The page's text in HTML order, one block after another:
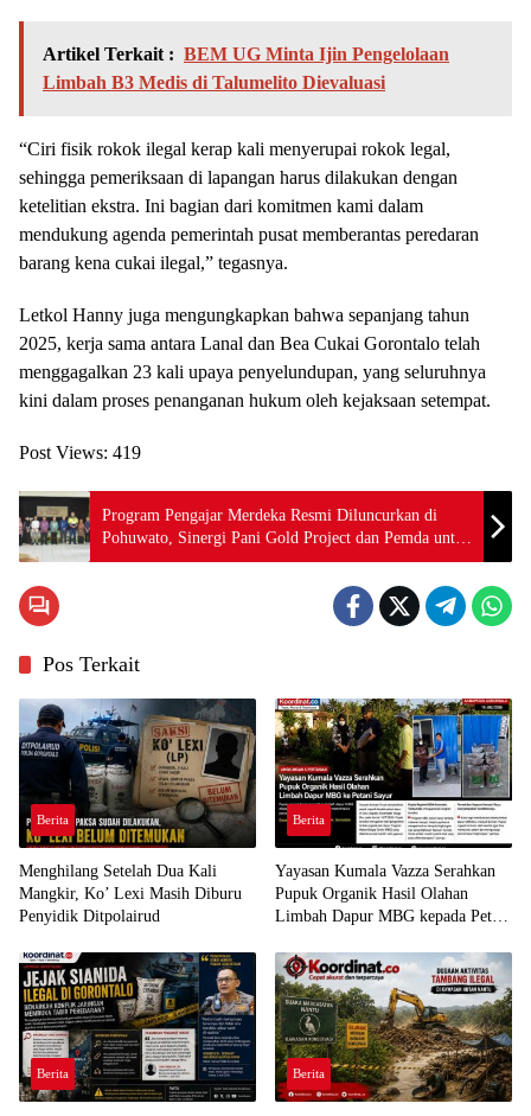
Artikel Terkait : BEM UG Minta Ijin Pengelolaan
Limbah B3 Medis di Talumelito Dievaluasi
“Ciri fisik rokok ilegal kerap kali menyerupai rokok legal,
sehingga pemeriksaan di lapangan harus dilakukan dengan
ketelitian ekstra. Ini bagian dari komitmen kami dalam
mendukung agenda pemerintah pusat memberantas peredaran
barang kena cukai ilegal,” tegasnya.
Letkol Hanny juga mengungkapkan bahwa sepanjang tahun
2025, kerja sama antara Lanal dan Bea Cukai Gorontalo telah
menggagalkan 23 kali upaya penyelundupan, yang seluruhnya
kini dalam proses penanganan hukum oleh kejaksaan setempat.
Post Views: 419
Program Pengajar Merdeka Resmi Diluncurkan di
Pohuwato, Sinergi Pani Gold Project dan Pemda untuk
Pendidikan Berkualitas
Pos Terkait
Berita
Menghilang Setelah Dua Kali
Mangkir, Ko’ Lexi Masih Diburu
Penyidik Ditpolairud
Berita
Yayasan Kumala Vazza Serahkan
Pupuk Organik Hasil Olahan
Limbah Dapur MBG kepada Petani
Berita Berita